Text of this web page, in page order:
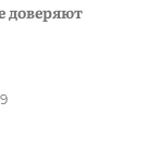
доверяют